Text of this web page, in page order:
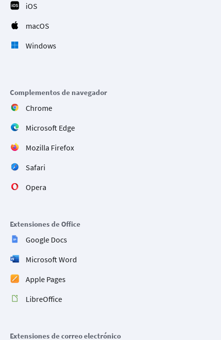
iOS
macOS
Windows
Complementos de navegador
Chrome
Microsoft Edge
Mozilla Firefox
Safari
Opera
Extensiones de Office
Google Docs
Microsoft Word
Apple Pages
LibreOffice
Extensiones de correo electrónico